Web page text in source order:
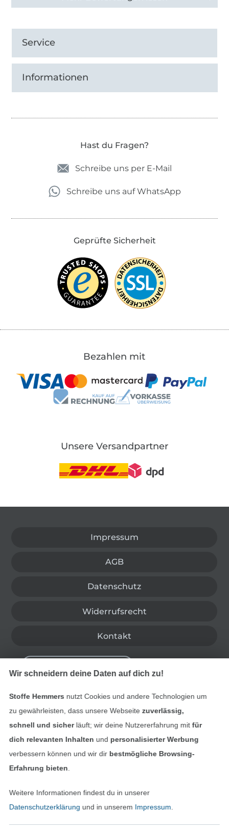
Service
Informationen
Hast du Fragen?
Schreibe uns per E-Mail
Schreibe uns auf WhatsApp
Geprüfte Sicherheit
Bezahlen mit
Unsere Versandpartner
Impressum
AGB
Datenschutz
Widerrufsrecht
Kontakt
Finde mehr Inspiration
Wir schneidern deine Daten auf dich zu!
Stoffe Hemmers nutzt Cookies und andere Technologien um
zu gewährleisten, dass unsere Webseite zuverlässig,
schnell und sicherläuft; wir deine Nutzererfahrung mitfür
dich relevanten Inhalten und personalisierter Werbung
verbessern können und wir dir bestmögliche Browsing-
Erfahrung bieten
Weitere Informationen findest du in unserer
Datenschutzerklärung und in unserem Impressum